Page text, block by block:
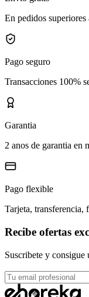
En pedidos superiores
Pago seguro
Transacciones 100%
Garantia
2 anos de garantia en
Pago flexible
Tarjeta, transferencia,
Recibe ofertas
Suscribete y